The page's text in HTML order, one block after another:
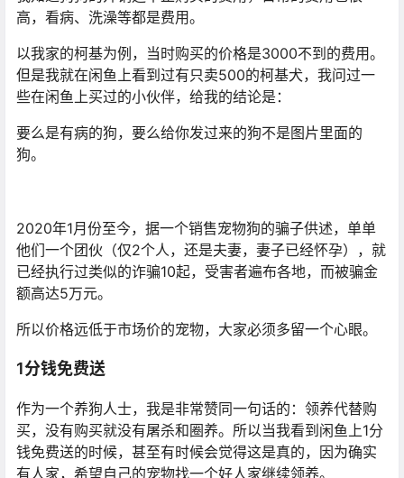
高，看病、洗澡等都是费用。
以我家的柯基为例，当时购买的价格是3000不到的费用。
但是我就在闲鱼上看到过有只卖500的柯基犬，我问过一
些在闲鱼上买过的小伙伴，给我的结论是：
要么是有病的狗，要么给你发过来的狗不是图片里面的
狗。
2020年1月份至今，据一个销售宠物狗的骗子供述，单单
他们一个团伙（仅2个人，还是夫妻，妻子已经怀孕），就
已经执行过类似的诈骗10起，受害者遍布各地，而被骗金
额高达5万元。
所以价格远低于市场价的宠物，大家必须多留一个心眼。
1分钱免费送
作为一个养狗人士，我是非常赞同一句话的：领养代替购
买，没有购买就没有屠杀和圈养。所以当我看到闲鱼上1分
钱免费送的时候，甚至有时候会觉得这是真的，因为确实
有人家，希望自己的宠物找一个好人家继续领养。